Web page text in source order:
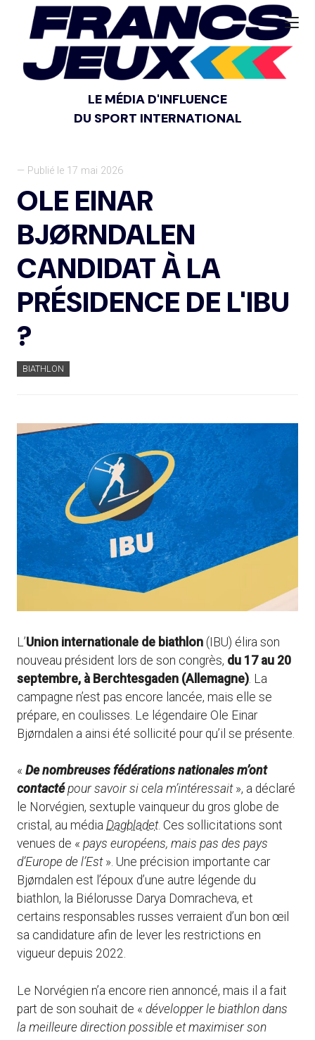
LE MÉDIA D'INFLUENCE
DU SPORT INTERNATIONAL
— Publié le 17 mai 2026
OLE EINAR
BJØRNDALEN
CANDIDAT À LA
PRÉSIDENCE DE L'IBU
?
BIATHLON
L’Union internationale de biathlon (IBU) élira son
nouveau président lors de son congrès, du 17 au 20
septembre, à Berchtesgaden (Allemagne) . La
campagne n’est pas encore lancée, mais elle se
prépare, en coulisses. Le légendaire Ole Einar
Bjørndalen a ainsi été sollicité pour qu’il se présente.
« De nombreuses fédérations nationales m’ont
contactépour savoir si cela m’intéressait», a déclaré
le Norvégien, sextuple vainqueur du gros globe de
cristal, au média Dagbladet. Ces sollicitations sont
venues de « pays européens, mais pas des pays
d’Europe de l’Est». Une précision importante car
Bjørndalen est l’époux d’une autre légende du
biathlon, la Biélorusse Darya Domracheva, et
certains responsables russes verraient d’un bon œil
sa candidature afin de lever les restrictions en
vigueur depuis 2022.
Le Norvégien n’a encore rien annoncé, mais il a fait
part de son souhait de « développer le biathlon dans
la meilleure direction possible et maximiser son